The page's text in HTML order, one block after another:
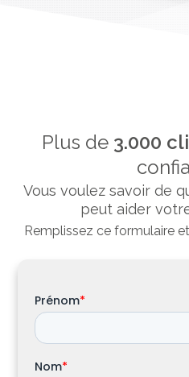
Plus de3.000
Vous voulez savoir de
peut aider
Remplissez ce formulaire